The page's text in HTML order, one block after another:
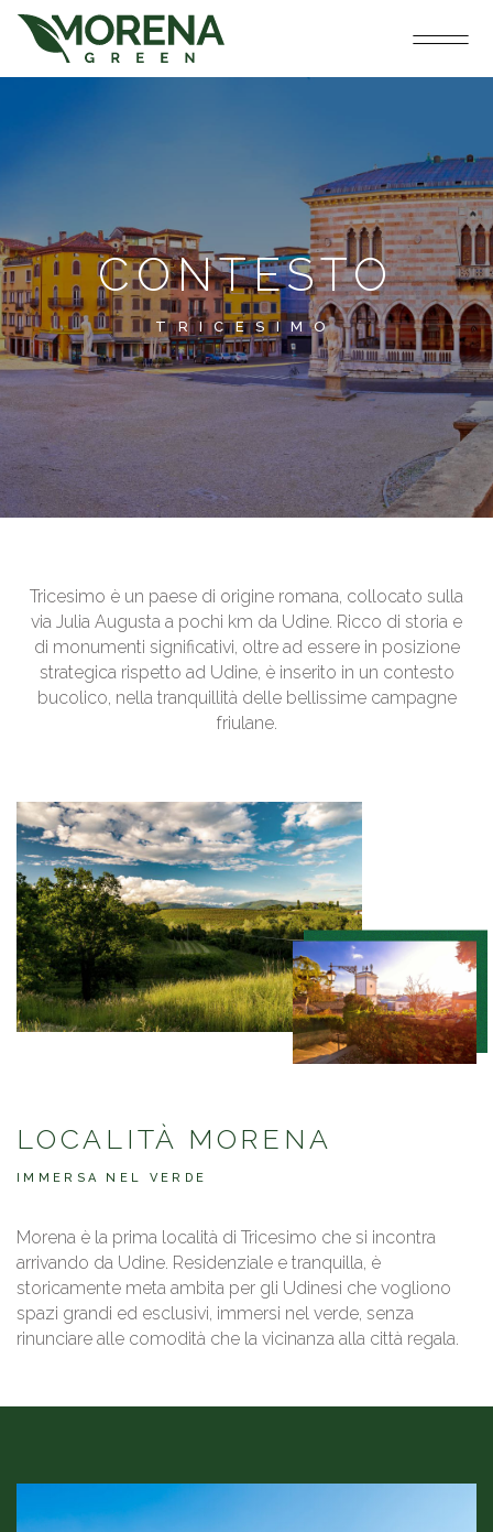
CONTESTO
TRICESIMO
Tricesimo è un paese di origine romana, collocato sulla
via Julia Augusta a pochi km da Udine. Ricco di storia e
di monumenti significativi, oltre ad essere in posizione
strategica rispetto ad Udine, è inserito in un contesto
bucolico, nella tranquillità delle bellissime campagne
friulane.
LOCALITÀ MORENA
IMMERSA NEL VERDE
Morena è la prima località di Tricesimo che si incontra
arrivando da Udine. Residenziale e tranquilla, è
storicamente meta ambita per gli Udinesi che vogliono
spazi grandi ed esclusivi, immersi nel verde, senza
rinunciare alle comodità che la vicinanza alla città regala.